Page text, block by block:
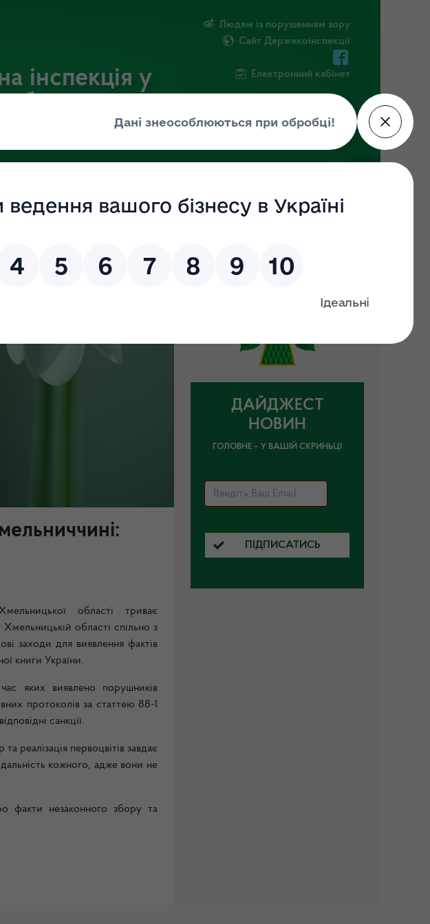
інспекція у
Людям із порушенням зору
Сайт Держекоінспекції
Електронний кабінет
області триває
області спільно з
заходи для виявлення фактів
книги України.
яких виявлено порушників
протоколів за статтею 88-1
санкції.
реалізація первоцвітів завдає
кожного, адже вони не
факти незаконного збору та
ДАЙДЖЕСТ
НОВИН
ГОЛОВНЕ – У ВАШІЙ СКРИНЬЦІ
ПІДПИСАТИСЬ